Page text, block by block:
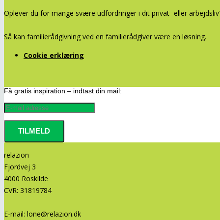
Oplever du for mange svære udfordringer i dit privat- eller
Så kan familierådgivning ved en familierådgiver være en løsning.
Cookie erklæring
Få gratis inspiration – indtast din mail:
relazion
Fjordvej 3
4000 Roskilde
CVR: 31819784
E-mail: lone@relazion.dk